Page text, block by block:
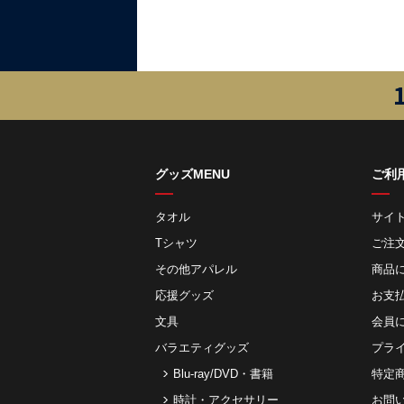
グッズMENU
タオル
Tシャツ
その他アパレル
応援グッズ
文具
バラエティグッズ
Blu-ray/DVD・書籍
時計・アクセサリー
ご利
サイ
ご注
商品
お⽀
会員
プラ
特定
お問